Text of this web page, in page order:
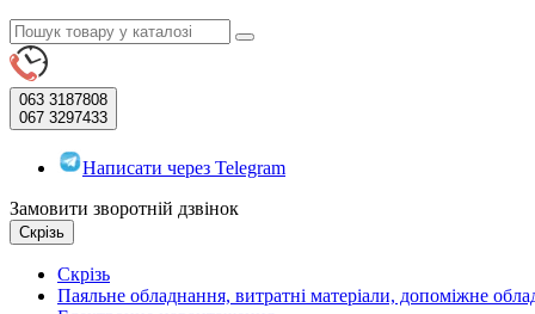
063 3187808
067 3297433
Написати через Telegram
Замовити зворотній дзвінок
Скрізь
Скрізь
Паяльне обладнання, витратні матеріали, допоміжне